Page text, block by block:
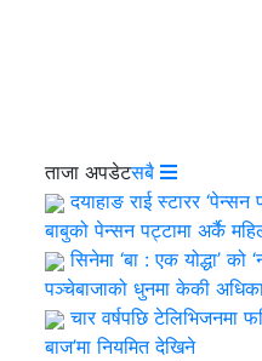
ताजा अपडेटसबै
दयाहाङ राई स्टारर
बाबुको पेन्सन पट्टामा अर्कै
सिनेमा ‘बा : एक योद्धा’ को
पञ्चेबाजाको धुनमा केकी
चार वर्षपछि टेलिभिजनमा
बाज’मा नियमित देखिने